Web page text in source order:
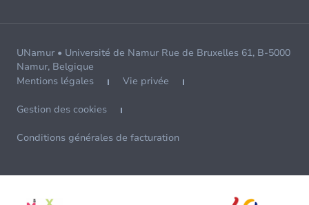
UNamur • Université de Namur Rue de Bruxelles 61, B-5000
Namur, Belgique
Mentions légales
Vie privée
Gestion des cookies
Conditions générales de facturation